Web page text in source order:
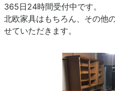
365日24時間受付中です。
北欧家具はもちろん、その他
せていただきます。